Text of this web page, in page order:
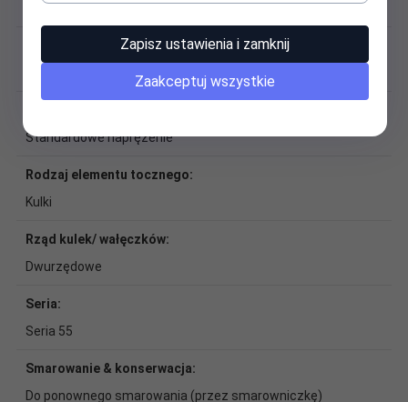
0,568 kg
Stal, tworzywo sztuczne
Standardowe naprężenie
Rodzaj elementu tocznego:
Kulki
Rząd kulek/ wałęczków:
Dwurzędowe
Seria:
Seria 55
Smarowanie & konserwacja:
Do ponownego smarowania (przez smarowniczkę)
Zapisz ustawienia i zamknij
Zaakceptuj wszystkie